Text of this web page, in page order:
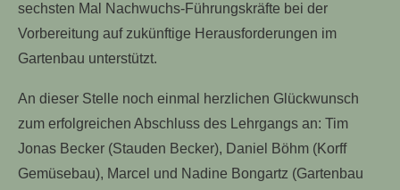
sechsten Mal Nachwuchs-Führungskräfte bei der
Vorbereitung auf zukünftige Herausforderungen im
Gartenbau unterstützt.
An dieser Stelle noch einmal herzlichen Glückwunsch
zum erfolgreichen Abschluss des Lehrgangs an: Tim
Jonas Becker (Stauden Becker), Daniel Böhm (Korff
Gemüsebau), Marcel und Nadine Bongartz (Gartenbau